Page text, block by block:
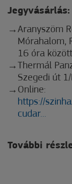
Jegyvásárlás:
Aranyszöm
Mórahalom,
16 óra
Thermál
Szegedi út
Online:
https://
cudar...
További